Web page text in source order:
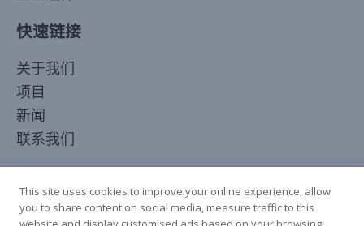
快速链接
关于我们
项目
新闻
联系我们
Italian
This site uses cookies to improve your online experience, allow
you to share content on social media, measure traffic to this